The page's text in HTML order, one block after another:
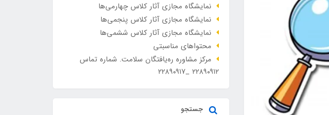
نمایشگاه مجازی آثار کلاس چهارمی‌ها
نمایشگاه مجازی آثار کلاس پنجمی‌ها
نمایشگاه مجازی آثار کلاس ششمی‌ها
محتواهای مناسبتی
مرکز مشاوره ره‌یافتگان سلامت. شماره تماس
۲۲۸۹۰۹۱۲ _۲۲۸۹۰۹۱۷
جستجو